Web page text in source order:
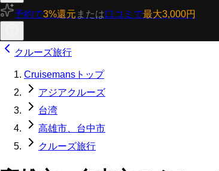
予約で3%還元 または口コミで最大3,000円
クルーズ旅行
Cruisemansトップ
アジアクルーズ
台湾
高雄市、台中市
クルーズ旅行